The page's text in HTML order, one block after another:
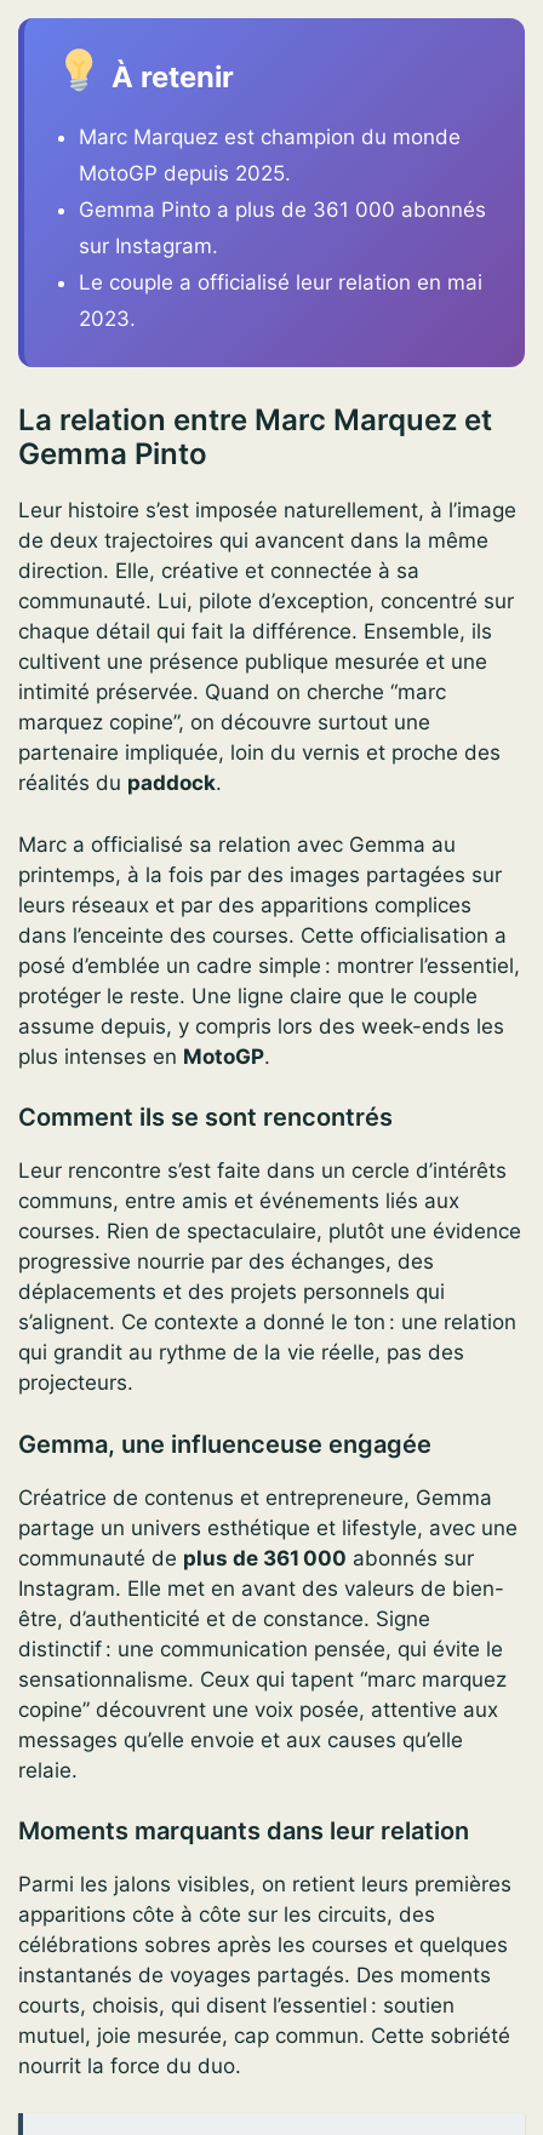
À retenir
Marc Marquez est champion du monde
MotoGP depuis 2025.
Gemma Pinto a plus de 361 000 abonnés
sur Instagram.
Le couple a officialisé leur relation en mai
2023.
La relation entre Marc Marquez et
Gemma Pinto
Leur histoire s’est imposée naturellement, à l’image
de deux trajectoires qui avancent dans la même
direction. Elle, créative et connectée à sa
communauté. Lui, pilote d’exception, concentré sur
chaque détail qui fait la différence. Ensemble, ils
cultivent une présence publique mesurée et une
intimité préservée. Quand on cherche “marc
marquez copine”, on découvre surtout une
partenaire impliquée, loin du vernis et proche des
réalités du paddock.
Marc a officialisé sa relation avec Gemma au
printemps, à la fois par des images partagées sur
leurs réseaux et par des apparitions complices
dans l’enceinte des courses. Cette officialisation a
posé d’emblée un cadre simple : montrer l’essentiel,
protéger le reste. Une ligne claire que le couple
assume depuis, y compris lors des week-ends les
plus intenses en MotoGP.
Comment ils se sont rencontrés
Leur rencontre s’est faite dans un cercle d’intérêts
communs, entre amis et événements liés aux
courses. Rien de spectaculaire, plutôt une évidence
progressive nourrie par des échanges, des
déplacements et des projets personnels qui
s’alignent. Ce contexte a donné le ton : une relation
qui grandit au rythme de la vie réelle, pas des
projecteurs.
Gemma, une influenceuse engagée
Créatrice de contenus et entrepreneure, Gemma
partage un univers esthétique et lifestyle, avec une
communauté de plus de 361 000 abonnés sur
Instagram. Elle met en avant des valeurs de bien-
être, d’authenticité et de constance. Signe
distinctif : une communication pensée, qui évite le
sensationnalisme. Ceux qui tapent “marc marquez
copine” découvrent une voix posée, attentive aux
messages qu’elle envoie et aux causes qu’elle
relaie.
Moments marquants dans leur relation
Parmi les jalons visibles, on retient leurs premières
apparitions côte à côte sur les circuits, des
célébrations sobres après les courses et quelques
instantanés de voyages partagés. Des moments
courts, choisis, qui disent l’essentiel : soutien
mutuel, joie mesurée, cap commun. Cette sobriété
nourrit la force du duo.